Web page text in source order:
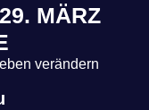
MÄRZ
verändern